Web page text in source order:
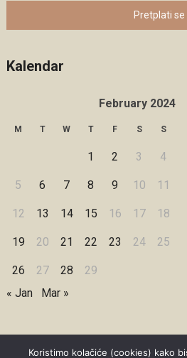
Pretplati se
Kalendar
February 2024
M T W T F S S
1 2 3 4
5 6 7 8 9 10 11
12 13 14 15 16 17 18
19 20 21 22 23 24 25
26 27 28
29
« Jan
Mar »
Koristimo kolačiće (cookies) kako